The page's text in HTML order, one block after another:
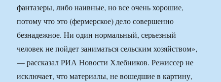
фантазеры, либо наивные, но все очень хорошие,
потому что это (фермерское) дело совершенно
безнадежное. Ни один нормальный, серьезный
человек не пойдет заниматься сельским хозяйством»,
— рассказал РИА Новости Хлебников. Режиссер не
исключает, что материалы, не вошедшие в картину,